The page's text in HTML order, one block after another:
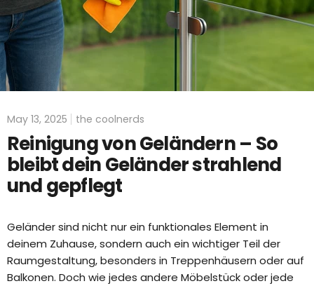
May 13, 2025 the coolnerds
Reinigung von Geländern – So
bleibt dein Geländer strahlend
und gepflegt
Geländer sind nicht nur ein funktionales Element in
deinem Zuhause, sondern auch ein wichtiger Teil der
Raumgestaltung, besonders in Treppenhäusern oder auf
Balkonen. Doch wie jedes andere Möbelstück oder jede